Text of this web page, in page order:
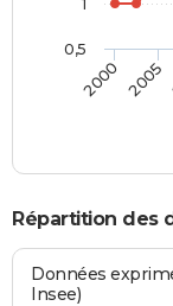
2000 2005
0,5
Répartition des
Données
Insee)